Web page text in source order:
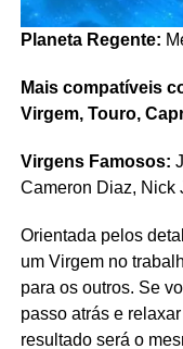
Planeta Regente:
Mais compatíveis
Virgem, Touro,
Virgens Famosos:
Cameron Diaz, Nick
Orientada pelos
um Virgem no
para os outros. Se
passo atrás e
resultado será o